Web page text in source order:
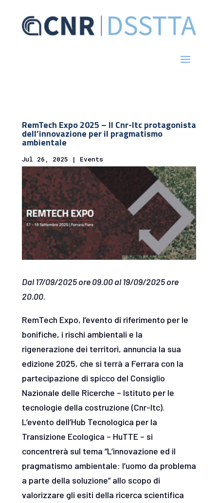
RemTech Expo 2025 – Il Cnr-Itc protagonista
dell’innovazione per il pragmatismo
ambientale
Jul 26, 2025 | Events
Dal 17/09/2025 ore 09.00 al 19/09/2025 ore
20.00.
RemTech Expo, l’evento di riferimento per le
bonifiche, i rischi ambientali e la
rigenerazione dei territori, annuncia la sua
edizione 2025, che si terrà a Ferrara con la
partecipazione di spicco del Consiglio
Nazionale delle Ricerche – Istituto per le
tecnologie della costruzione (Cnr-Itc).
L’evento dell’Hub Tecnologica per la
Transizione Ecologica – HuTTE – si
concentrerà sul tema “L’innovazione ed il
pragmatismo ambientale: l’uomo da problema
a parte della soluzione” allo scopo di
valorizzare gli esiti della ricerca scientifica